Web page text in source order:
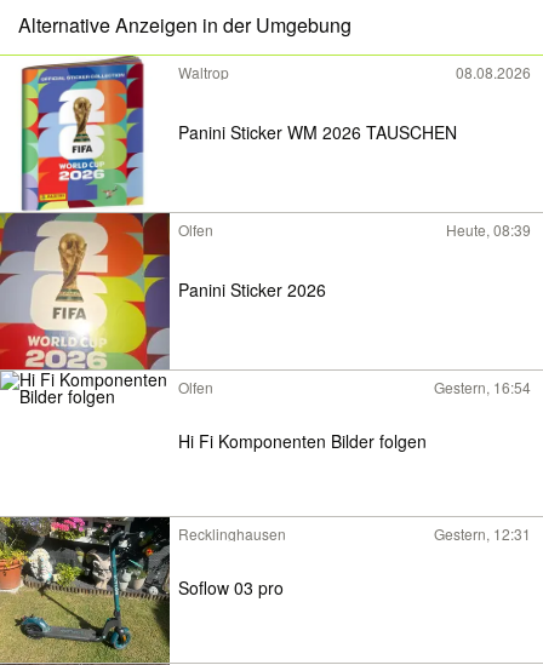
Alternative Anzeigen in der Umgebung
Waltrop 08.08.2026
Panini Sticker WM 2026 TAUSCHEN
Olfen Heute, 08:39
Panini Sticker 2026
Olfen Gestern, 16:54
Hi Fi Komponenten Bilder folgen
Recklinghausen Gestern, 12:31
Soflow 03 pro